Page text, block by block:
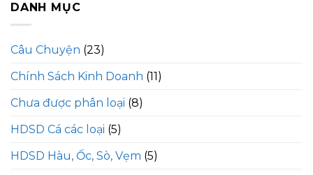
DANH MỤC
Câu Chuyện (23)
Chính Sách Kinh Doanh (11)
Chưa được phân loại (8)
HDSD Cá các loại (5)
HDSD Hàu, Ốc, Sò, Vẹm (5)